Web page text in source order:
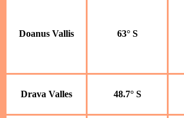
Doanus Vallis 63° S
Drava Valles 48.7° S